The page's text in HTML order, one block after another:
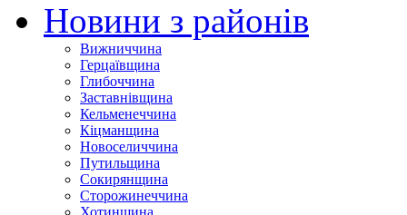
Новини з районів
Вижниччина
Герцаївщина
Глибоччина
Заставнівщина
Кельменеччина
Кіцманщина
Новоселиччина
Путильщина
Сокирянщина
Сторожинеччина
Хотинщина